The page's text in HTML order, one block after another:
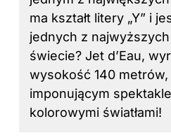
ma kształt litery „Y” i
jednych z
świecie? Jet d’Eau,
wysokość 140
imponującym
kolorowymi światłami!